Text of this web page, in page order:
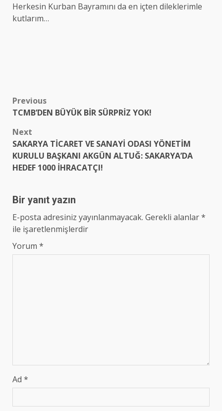
Herkesin Kurban Bayramını da en içten dileklerimle
kutlarım…
Post
Previous
TCMB’DEN BÜYÜK BİR SÜRPRİZ YOK!
Next
SAKARYA TİCARET VE SANAYİ ODASI YÖNETİM
KURULU BAŞKANI AKGÜN ALTUĞ: SAKARYA’DA
HEDEF 1000 İHRACATÇI!
Bir yanıt yazın
E-posta adresiniz yayınlanmayacak. Gerekli alanlar*
ile işaretlenmişlerdir
Yorum *
Ad *